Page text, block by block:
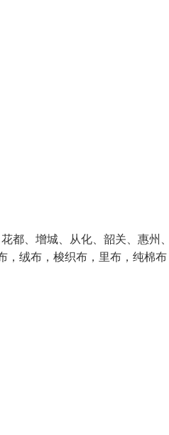
都、增城、从化、韶关、惠州
，绒布，梭织布，里布，纯棉